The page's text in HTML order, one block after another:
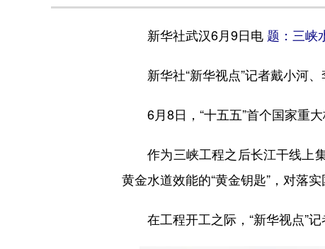
新华社武汉6月9日电 题：三峡
新华社“新华视点”记者戴小河、
6月8日，“十五五”首个国家重大
作为三峡工程之后长江干线上集
黄金水道效能的“黄金钥匙”，对落
在工程开工之际，“新华视点”记